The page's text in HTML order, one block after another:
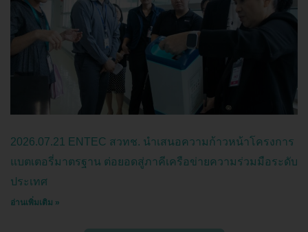
2026.07.21 ENTEC สวทช. นำเสนอความก้าวหน้าโครงการ
แบตเตอรี่มาตรฐาน ต่อยอดสู่ภาคีเครือข่ายความร่วมมือระดับ
ประเทศ
อ่านเพิ่มเติม »